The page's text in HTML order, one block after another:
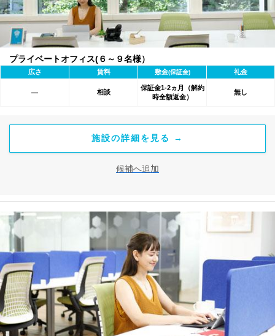
プライベートオフィス(６～９名様）
広さ 賃料 敷金(保証金) 礼金
― 相談
保証金1-2ヵ月（解約
時全額返金）
無し
施設の詳細を見る →
候補へ追加